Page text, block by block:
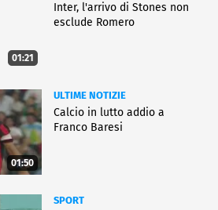
01:21
Inter, l'arrivo di Stones non
esclude Romero
01:50
ULTIME NOTIZIE
Calcio in lutto addio a
Franco Baresi
SPORT